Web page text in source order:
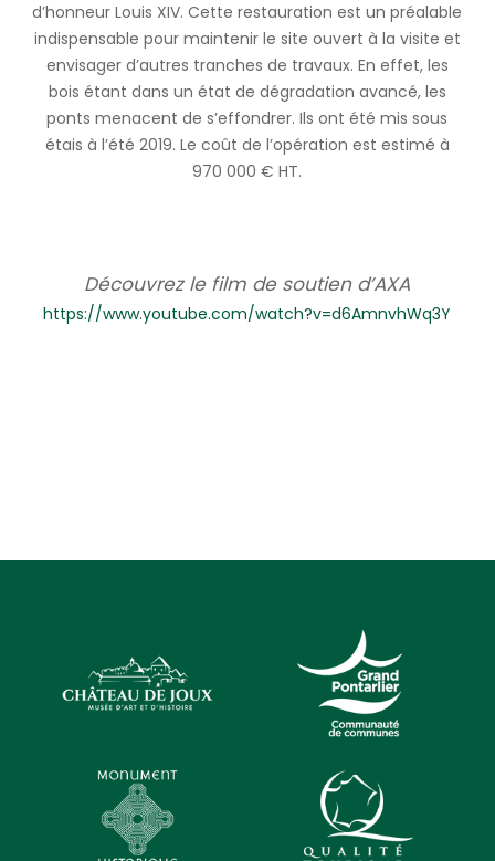
d’honneur Louis XIV. Cette restauration est un préalable
indispensable pour maintenir le site ouvert à la visite et
envisager d’autres tranches de travaux. En effet, les
bois étant dans un état de dégradation avancé, les
ponts menacent de s’effondrer. Ils ont été mis sous
étais à l’été 2019. Le coût de l’opération est estimé à
970 000 € HT.
Découvrez le film de soutien d’AXA
https://www.youtube.com/watch?v=d6AmnvhWq3Y